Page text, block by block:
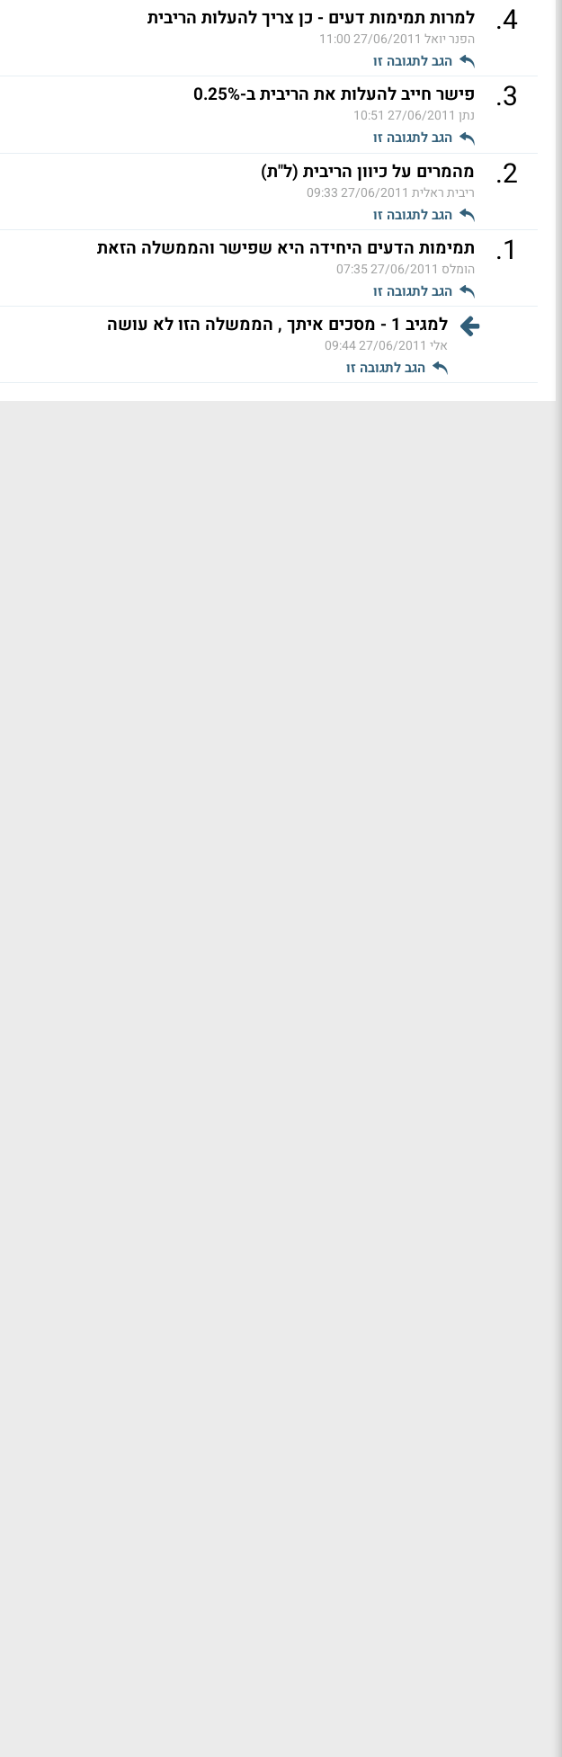
4
. למרות תמימות דעים - כן צריך להעלות הריבית
הפנר יואל 27/06/2011 11:00
הגב לתגובה זו
3
. פישר חייב להעלות את הריבית ב-0.25%
נתן 27/06/2011 10:51
הגב לתגובה זו
2
. מהמרים על כיוון הריבית (ל"ת)
ריבית ראלית 27/06/2011 09:33
הגב לתגובה זו
1
. תמימות הדעים היחידה היא שפישר והממשלה הזאת
הומלס 27/06/2011 07:35
הגב לתגובה זו
למגיב 1 - מסכים איתך , הממשלה הזו לא עושה
אלי 27/06/2011 09:44
הגב לתגובה זו